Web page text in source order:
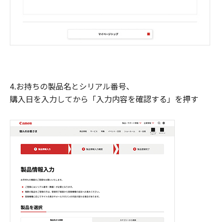
4.お持ちの製品名とシリアル番号、
購入日を入力してから「入力内容を確認する」を押す